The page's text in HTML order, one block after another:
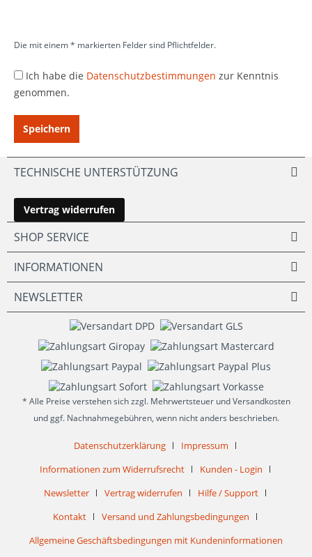
Die mit einem * markierten Felder sind Pflichtfelder.
Ich habe die Datenschutzbestimmungen zur Kenntnis
genommen.
Speichern
TECHNISCHE UNTERSTÜTZUNG
Vertrag widerrufen
SHOP SERVICE
INFORMATIONEN
NEWSLETTER
* Alle Preise verstehen sich zzgl. Mehrwertsteuer und Versandkosten
und ggf. Nachnahmegebühren, wenn nicht anders beschrieben.
Datenschutzerklärung
Impressum
Informationen zum Widerrufsrecht
Kunden - Login
Newsletter
Vertrag widerrufen
Hilfe / Support
Kontakt
Versand und Zahlungsbedingungen
Allgemeine Geschäftsbedingungen mit Kundeninformationen